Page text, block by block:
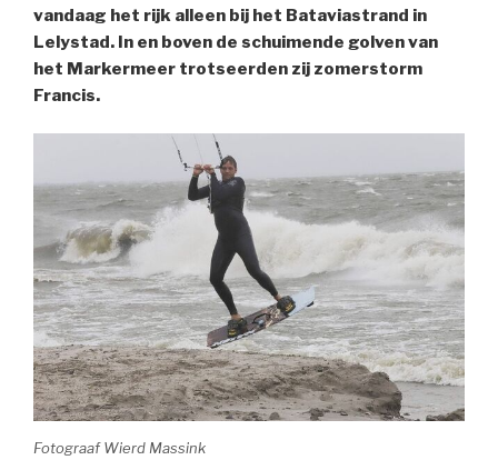
vandaag het rijk alleen bij het Bataviastrand in
Lelystad. In en boven de schuimende golven van
het Markermeer trotseerden zij zomerstorm
Francis.
Fotograaf Wierd Massink